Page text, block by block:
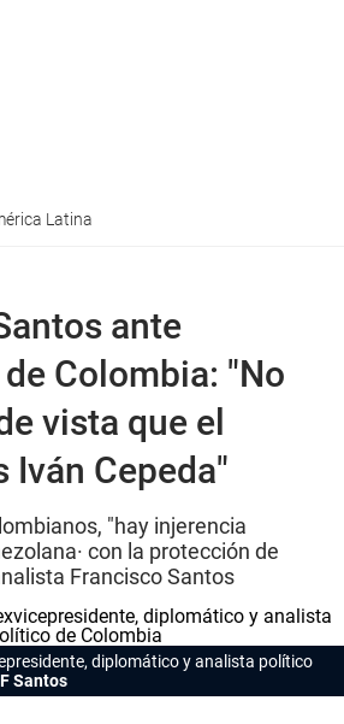
Latina
ante
Colombia: "No
vista que el
Iván Cepeda"
"hay injerencia
con la protección de
Francisco Santos
diplomático y analista político
Santos